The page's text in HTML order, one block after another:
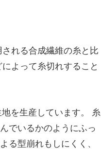
れる合成繊維の糸と比
よって糸切れすること
を生産しています。 糸
でいるかのようにふっ
る型崩れもしにくく、